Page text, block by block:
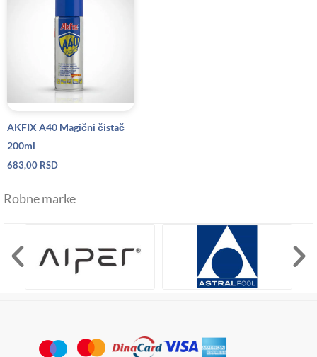
AKFIX A40 Magični čistač
200ml
683,00 RSD
Robne marke